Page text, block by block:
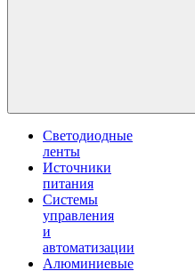
Светодиодные
ленты
Источники
питания
Системы
управления
и
автоматизации
Алюминиевые